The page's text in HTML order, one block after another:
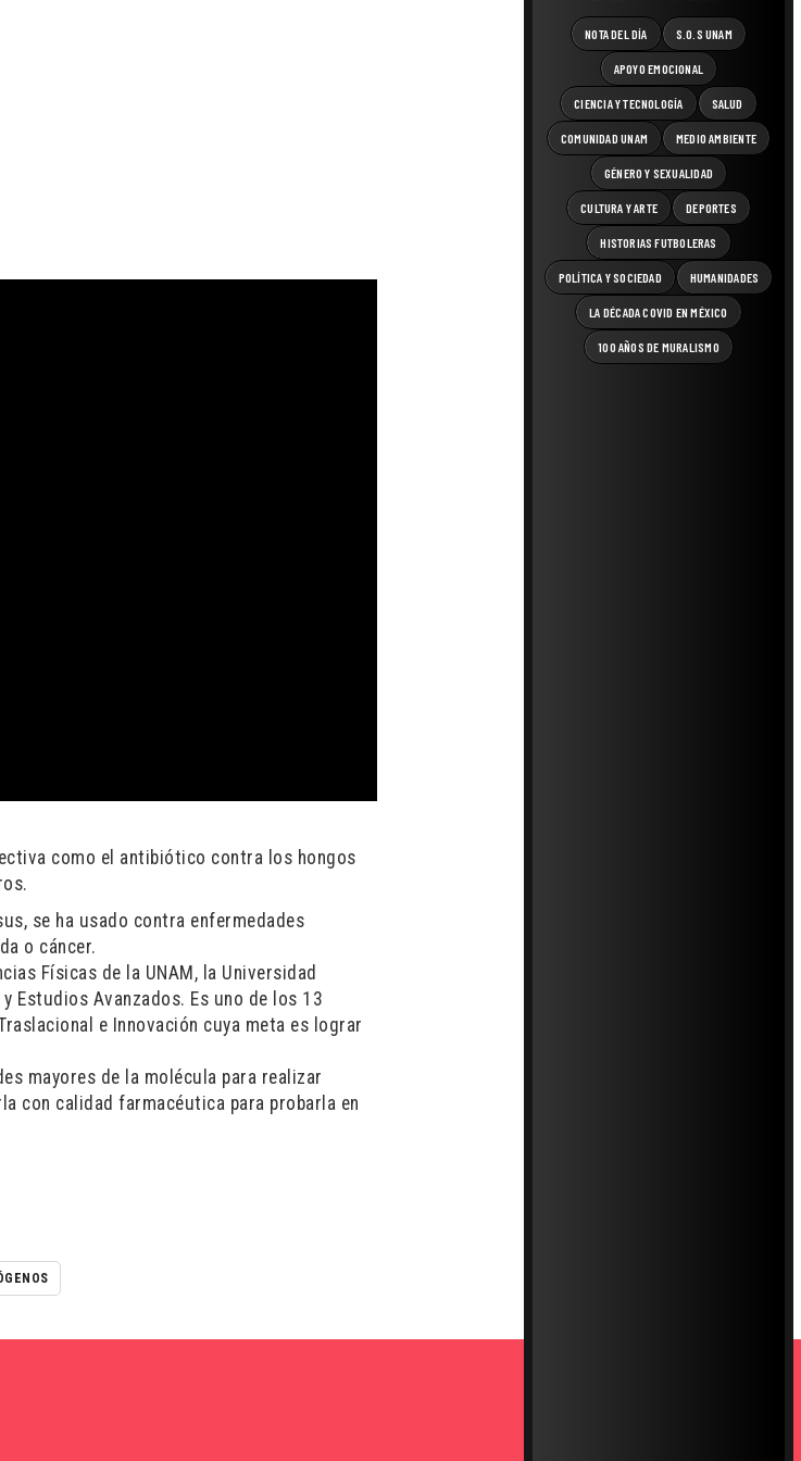
NOTA DEL DÍA S.O.S UNAM
APOYO EMOCIONAL
CIENCIA Y TECNOLOGÍA SALUD
COMUNIDAD UNAM MEDIO AMBIENTE
GÉNERO Y SEXUALIDAD
CULTURA Y ARTE DEPORTES
HISTORIAS FUTBOLERAS
POLÍTICA Y SOCIEDAD HUMANIDADES
LA DÉCADA COVID EN MÉXICO
100 AÑOS DE MURALISMO
como el antibiótico contra los hongos
se ha usado contra enfermedades
o cáncer.
Físicas de la UNAM, la Universidad
Estudios Avanzados. Es uno de los 13
e Innovación cuya meta es lograr
mayores de la molécula para realizar
con calidad farmacéutica para probarla en